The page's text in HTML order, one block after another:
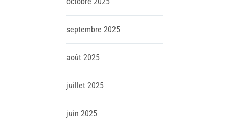
septembre 2025
août 2025
juillet 2025
juin 2025